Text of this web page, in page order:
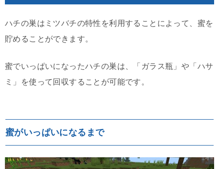
ハチの巣はミツバチの特性を利用することによって、蜜を
貯めることができます。
蜜でいっぱいになったハチの巣は、「ガラス瓶」や「ハサ
ミ」を使って回収することが可能です。
蜜がいっぱいになるまで